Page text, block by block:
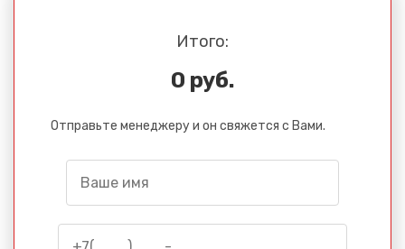
Итого:
0 руб.
Отправьте менеджеру и он свяжется с Вами.